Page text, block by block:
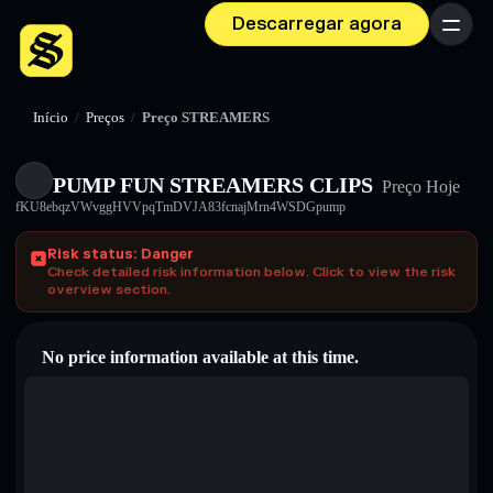
Descarregar agora Menu
Início / Preços / Preço STREAMERS
PUMP FUN STREAMERS CLIPS Preço Hoje
fKU8ebqzVWvggHVVpqTmDVJA83fcnajMrn4WSDGpump
Risk status: Danger
Check detailed risk information below. Click to view the risk
overview section.
No price information available at this time.